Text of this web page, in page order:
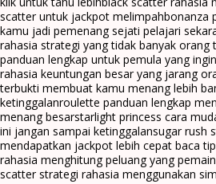
scatter untuk jackpot melimpahbonanza
kamu jadi pemenang sejati pelajari
rahasia strategi yang tidak banyak orang
panduan lengkap untuk pemula yang
rahasia keuntungan besar yang jarang
terbukti membuat kamu menang lebih
ketinggalanroulette panduan lengkap
menang besarstarlight princess cara
ini jangan sampai ketinggalansugar rush
mendapatkan jackpot lebih cepat baca
rahasia menghitung peluang yang
scatter strategi rahasia menggunakan